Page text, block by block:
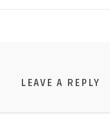
LEAVE A REPLY